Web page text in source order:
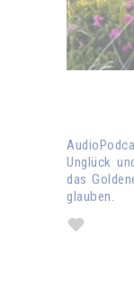
Unglück
das
glauben.